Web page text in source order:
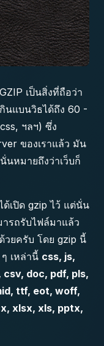
เป็นสิ่งที่ถือว่า
นแบนวิธได้ถึง 60 -
ฯลฯ) ซึ่ง
ของเราแล้ว มัน
นหมายถึงว่าเว็บก็
ด้เปิด gzip ไว้ แต่นั่น
รถรับไฟล์มาแล้ว
วยครับ โดย gzip นี้
เหล่านี้ css, js,
csv, doc, pdf, pls,
ttf, eot, woff,
xlsx, xls, pptx,